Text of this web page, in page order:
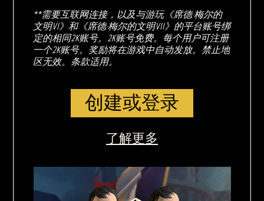
**需要互联网连接，以及与游玩《席德·梅尔的
文明VI》和《席德·梅尔的文明VII》的平台账号绑
定的相同2K账号。2K账号免费。每个用户可注册
一个2K账号。奖励将在游戏中自动发放。禁止地
区无效。条款适用。
创建或登录
了解更多